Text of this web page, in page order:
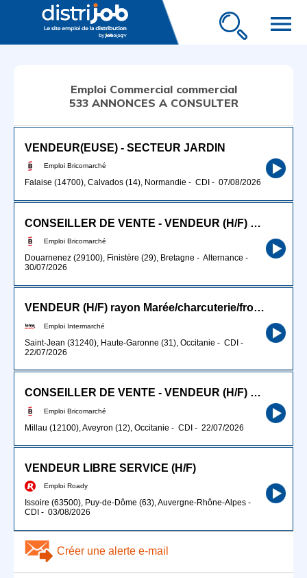
menu
Emploi Commercial commercial
533 ANNONCES A CONSULTER
VENDEUR(EUSE) - SECTEUR JARDIN
Emploi Bricomarché
Falaise (14700), Calvados (14), Normandie - CDI - 07/08/2026
CONSEILLER DE VENTE - VENDEUR (H/F) EN ALTERNANCE
Emploi Bricomarché
Douarnenez (29100), Finistère (29), Bretagne - Alternance -
30/07/2026
VENDEUR (H/F) rayon Marée/charcuterie/fromage/traiteur
Emploi Intermarché
Saint-Jean (31240), Haute-Garonne (31), Occitanie - CDI -
22/07/2026
CONSEILLER DE VENTE - VENDEUR (H/F) secteur peinture
Emploi Bricomarché
Millau (12100), Aveyron (12), Occitanie - CDI - 22/07/2026
VENDEUR LIBRE SERVICE (H/F)
Emploi Roady
Issoire (63500), Puy-de-Dôme (63), Auvergne-Rhône-Alpes -
CDI - 03/08/2026
Créer une alerte e-mail